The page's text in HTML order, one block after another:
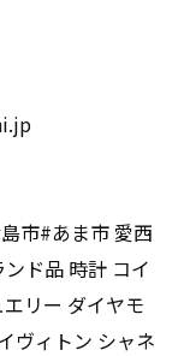
市#あま市 愛西
ド品 時計 コイ
リー ダイヤモ
ヴィトン シャネ